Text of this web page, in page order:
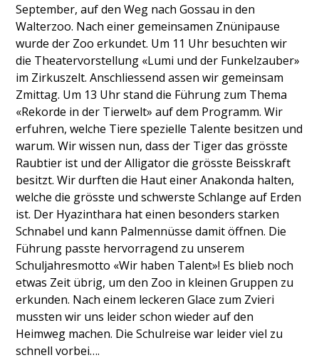
September, auf den Weg nach Gossau in den
Walterzoo. Nach einer gemeinsamen Znünipause
wurde der Zoo erkundet. Um 11 Uhr besuchten wir
die Theatervorstellung «Lumi und der Funkelzauber»
im Zirkuszelt. Anschliessend assen wir gemeinsam
Zmittag. Um 13 Uhr stand die Führung zum Thema
«Rekorde in der Tierwelt» auf dem Programm. Wir
erfuhren, welche Tiere spezielle Talente besitzen und
warum. Wir wissen nun, dass der Tiger das grösste
Raubtier ist und der Alligator die grösste Beisskraft
besitzt. Wir durften die Haut einer Anakonda halten,
welche die grösste und schwerste Schlange auf Erden
ist. Der Hyazinthara hat einen besonders starken
Schnabel und kann Palmennüsse damit öffnen. Die
Führung passte hervorragend zu unserem
Schuljahresmotto «Wir haben Talent»! Es blieb noch
etwas Zeit übrig, um den Zoo in kleinen Gruppen zu
erkunden. Nach einem leckeren Glace zum Zvieri
mussten wir uns leider schon wieder auf den
Heimweg machen. Die Schulreise war leider viel zu
schnell vorbei….